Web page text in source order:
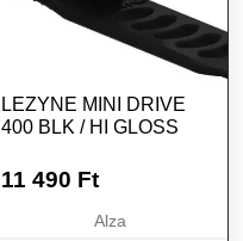
LEZYNE MINI DRIVE
400 BLK / HI GLOSS
11 490 Ft
Alza